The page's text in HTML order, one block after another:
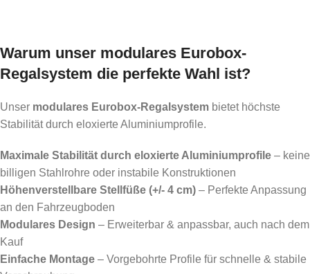
Warum unser modulares Eurobox-
Regalsystem die perfekte Wahl ist?
Unser modulares Eurobox-Regalsystem bietet höchste
Stabilität durch eloxierte Aluminiumprofile.
Maximale Stabilität durch eloxierte Aluminiumprofile – keine
billigen Stahlrohre oder instabile Konstruktionen
Höhenverstellbare Stellfüße (+/- 4 cm) – Perfekte Anpassung
an den Fahrzeugboden
Modulares Design – Erweiterbar & anpassbar, auch nach dem
Kauf
Einfache Montage – Vorgebohrte Profile für schnelle & stabile